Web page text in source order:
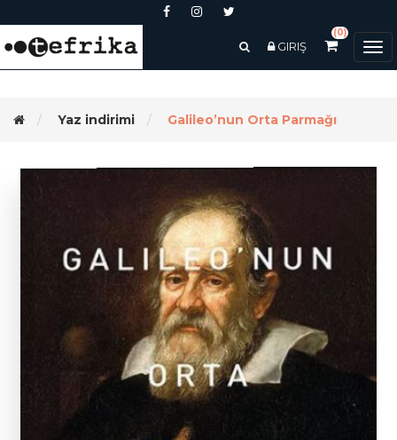
GIRIŞ
(0)
Yaz indirimi Galileo’nun Orta Parmağı